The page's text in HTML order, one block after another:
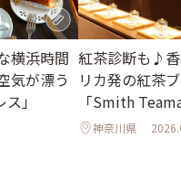
横浜時間
気が漂う
」
紅茶診断も♪
リカ発の紅茶
「Smith
神奈川県